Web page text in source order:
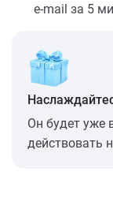
e-mail за 5
Он будет уже
действовать